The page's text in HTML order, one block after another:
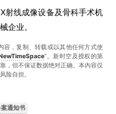
射线成像设备及骨科手术机
企业。
容，复制、转载或以其他任何方式使
”。新时空及授权的第
，但不保证数据绝对正确。本內容仅
险自担。
通知书